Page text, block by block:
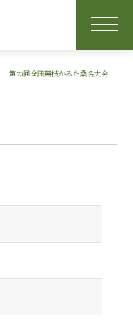
第79回全国競技かるた桑名大会